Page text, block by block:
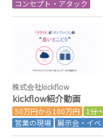
コンセプト・アタック
株式会社kickflow
kickflow紹介動画
50万円から100万円 1分
営業の現場
展示会・イベ